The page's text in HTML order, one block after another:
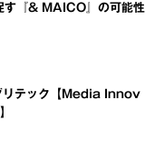
す『& MAICO』の可能性
リテック【Media Innov